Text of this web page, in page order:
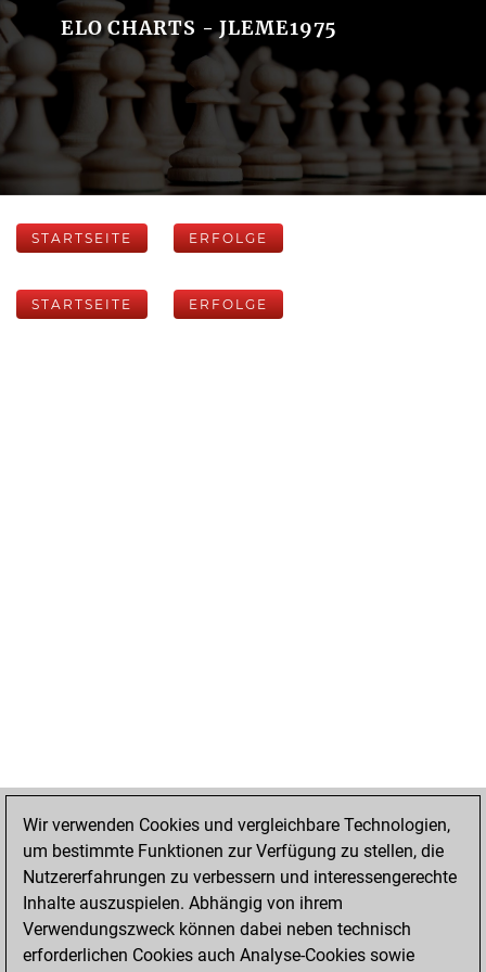
ELO CHARTS - JLEME1975
STARTSEITE ERFOLGE
STARTSEITE ERFOLGE
Wir verwenden Cookies und vergleichbare Technologien,
um bestimmte Funktionen zur Verfügung zu stellen, die
Nutzererfahrungen zu verbessern und interessengerechte
Inhalte auszuspielen. Abhängig von ihrem
Verwendungszweck können dabei neben technisch
erforderlichen Cookies auch Analyse-Cookies sowie